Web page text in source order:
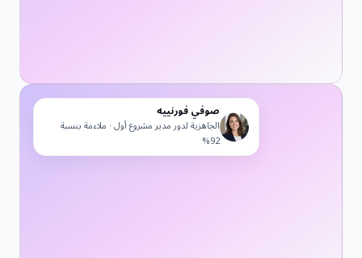
صوفي فورنييه
الجاهزية لدور مدير مشروع أول · ملاءمة بنسبة
92%